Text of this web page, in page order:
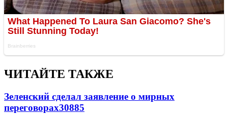
ЧИТАЙТЕ ТАКЖЕ
Зеленский сделал заявление о мирных
переговорах30885